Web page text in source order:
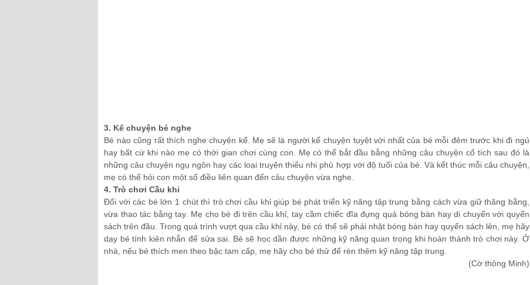
3. Kể chuyện bé nghe
Bé nào cũng rất thích nghe chuyện kể. Mẹ sẽ là người kể chuyện tuyệt vời nhất của bé mỗi đêm trước khi đi ngủ
hay bất cứ khi nào mẹ có thời gian chơi cùng con. Mẹ có thể bắt đầu bằng những câu chuyện cổ tích sau đó là
những câu chuyện ngụ ngôn hay các loại truyện thiếu nhi phù hợp với độ tuổi của bé. Và kết thúc mỗi câu chuyện,
mẹ có thể hỏi con một số điều liên quan đến câu chuyện vừa nghe.
4. Trò chơi Cầu khỉ
Đối với các bé lớn 1 chút thì trò chơi cầu khỉ giúp bé phát triển kỹ năng tập trung bằng cách vừa giữ thăng bằng,
vừa thao tác bằng tay. Mẹ cho bé đi trên cầu khỉ, tay cầm chiếc đĩa đựng quả bóng bàn hay di chuyển với quyển
sách trên đầu. Trong quá trình vượt qua cầu khỉ này, bé có thể sẽ phải nhặt bóng bàn hay quyển sách lên, mẹ hãy
dạy bé tính kiên nhẫn để sửa sai. Bé sẽ học dần được những kỹ năng quan trọng khi hoàn thành trò chơi này. Ở
nhà, nếu bé thích men theo bậc tam cấp, mẹ hãy cho bé thử để rèn thêm kỹ năng tập trung.
(Cờ thông Minh)